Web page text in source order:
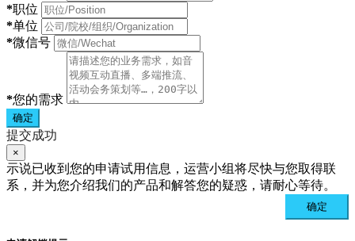
*职位
*单位
*微信号
*您的需求
确定
提交成功
×
示说已收到您的申请试用信息，运营小组将尽快与您取得联
系，并为您介绍我们的产品和解答您的疑惑，请耐心等待。
确定